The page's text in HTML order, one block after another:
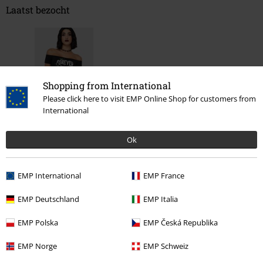
Shopping from International
Please click here to visit EMP Online Shop for customers from
International
Ok
EMP International EMP France
EMP Deutschland EMP Italia
EMP Polska EMP Česká Republika
EMP Norge EMP Schweiz
Laatst bezocht
Kleding & accessoires Jurken
Grote maten Korte jurken
Grote maten Korte jurken